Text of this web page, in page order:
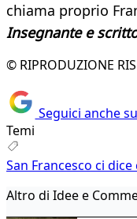
chiama proprio
Insegnante e
© RIPRODUZIONE
Seguici anche
Temi
San Francesco ci dice
Altro di Idee e